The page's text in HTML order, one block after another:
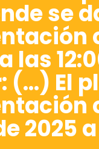
se
las
(…) El
2025